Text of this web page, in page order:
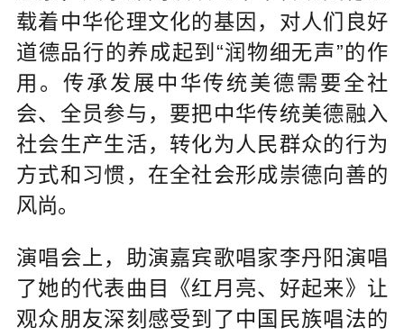
载着中华伦理文化的基因，对人们良好
道德品行的养成起到“润物细无声”的作
用。传承发展中华传统美德需要全社
会、全员参与，要把中华传统美德融入
社会生产生活，转化为人民群众的行为
方式和习惯，在全社会形成崇德向善的
风尚。
演唱会上，助演嘉宾歌唱家李丹阳演唱
了她的代表曲目《红月亮、好起来》让
观众朋友深刻感受到了中国民族唱法的